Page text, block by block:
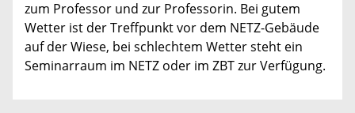
zum Professor und zur Professorin. Bei gutem
Wetter ist der Treffpunkt vor dem NETZ-Gebäude
auf der Wiese, bei schlechtem Wetter steht ein
Seminarraum im NETZ oder im ZBT zur Verfügung.